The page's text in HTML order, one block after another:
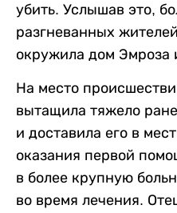
убить. Услышав это,
разгневанных
окружила дом Эмроза
На место
вытащила тяжело
и доставила его в
оказания первой
в более крупную
во время лечения.